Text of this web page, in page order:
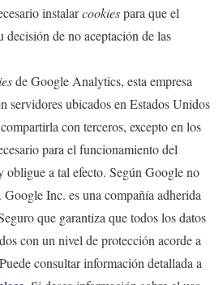
instalarcookiespara que el
decisión de no aceptación de las
de Google Analytics, esta empresa
servidores ubicados en Estados Unidos
con terceros, excepto en los
para el funcionamiento del
obligue a tal efecto. Según Google no
Google Inc. es una compañía adherida
que garantiza que todos los datos
con un nivel de protección acorde a
consultar información detallada a